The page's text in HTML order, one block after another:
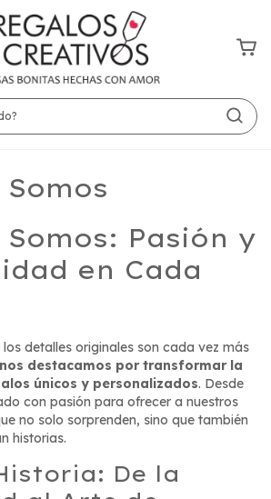
Somos: Pasión y
en Cada
detalles originales son cada vez más
destacamos por transformar la
únicos y personalizados. Desde
con pasión para ofrecer a nuestros
no solo sorprenden, sino que también
historias.
De la